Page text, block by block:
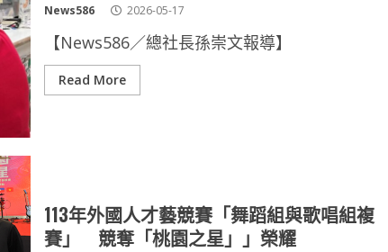
News586 2026-05-17
【News586／總社長孫崇文報導】
Read More
113年外國人才藝競賽「舞蹈組與歌唱組複
賽」 競奪「桃園之星」」榮耀